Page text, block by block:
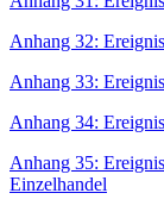
Anhang 32:
Anhang 33:
Anhang 34:
Anhang 35:
Einzelhandel